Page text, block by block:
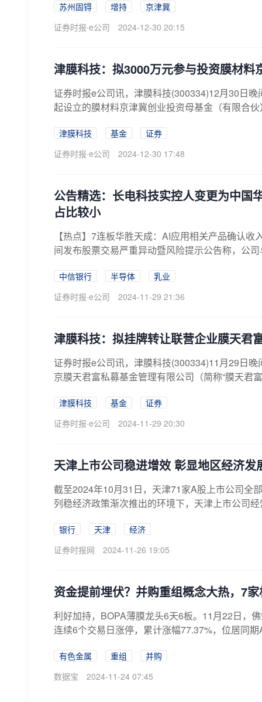
苏州固锝 增持
京津冀
证券时报·e公司
2024-12-30 20:15
津膜科技：拟3000万元参与投资膜材料
证券时报e公司讯，津膜科技(300334)12月30日
起设立的膜材料京津冀创业投资母基金（有限合
津膜科技 基金
证券
证券时报·e公司
2024-12-30 17:48
公告精选：长电科技实控人变更为中国
占比较小
【热点】7连板华胜天成：AI应用相关产品确认
间发布股票交易严重异动暨风险提示公告称，公
中信银行 半导体
乳业
证券时报·e公司
2024-11-29 21:36
津膜科技：拟挂牌转让联营企业膜天君
证券时报e公司讯，津膜科技(300334)11月29日
京膜天君富私募基金管理有限公司（简称“膜天君
津膜科技 基金
证券
证券时报·e公司
2024-11-29 20:30
天津上市公司稳进增效 彰显地区经济发
截至2024年10月31日，天津71家A股上市公司全
列稳经济政策渐次推出的环境下，天津上市公司
银行 天津
经济
证券时报网
2024-11-26 19:05
资金提前埋伏？并购重组概念大热，7
利好加持，BOPA薄膜龙头6天6板。11月22日，
连续6个交易日涨停，累计涨幅77.37%，位居同
有色金属 重组
并购
数据宝
2024-11-24 07:45